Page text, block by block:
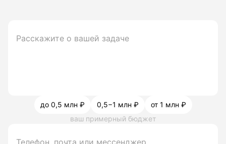
до 0,5 млн ₽ 0,5−1 млн ₽
от 1 млн ₽
ваш примерный бюджет